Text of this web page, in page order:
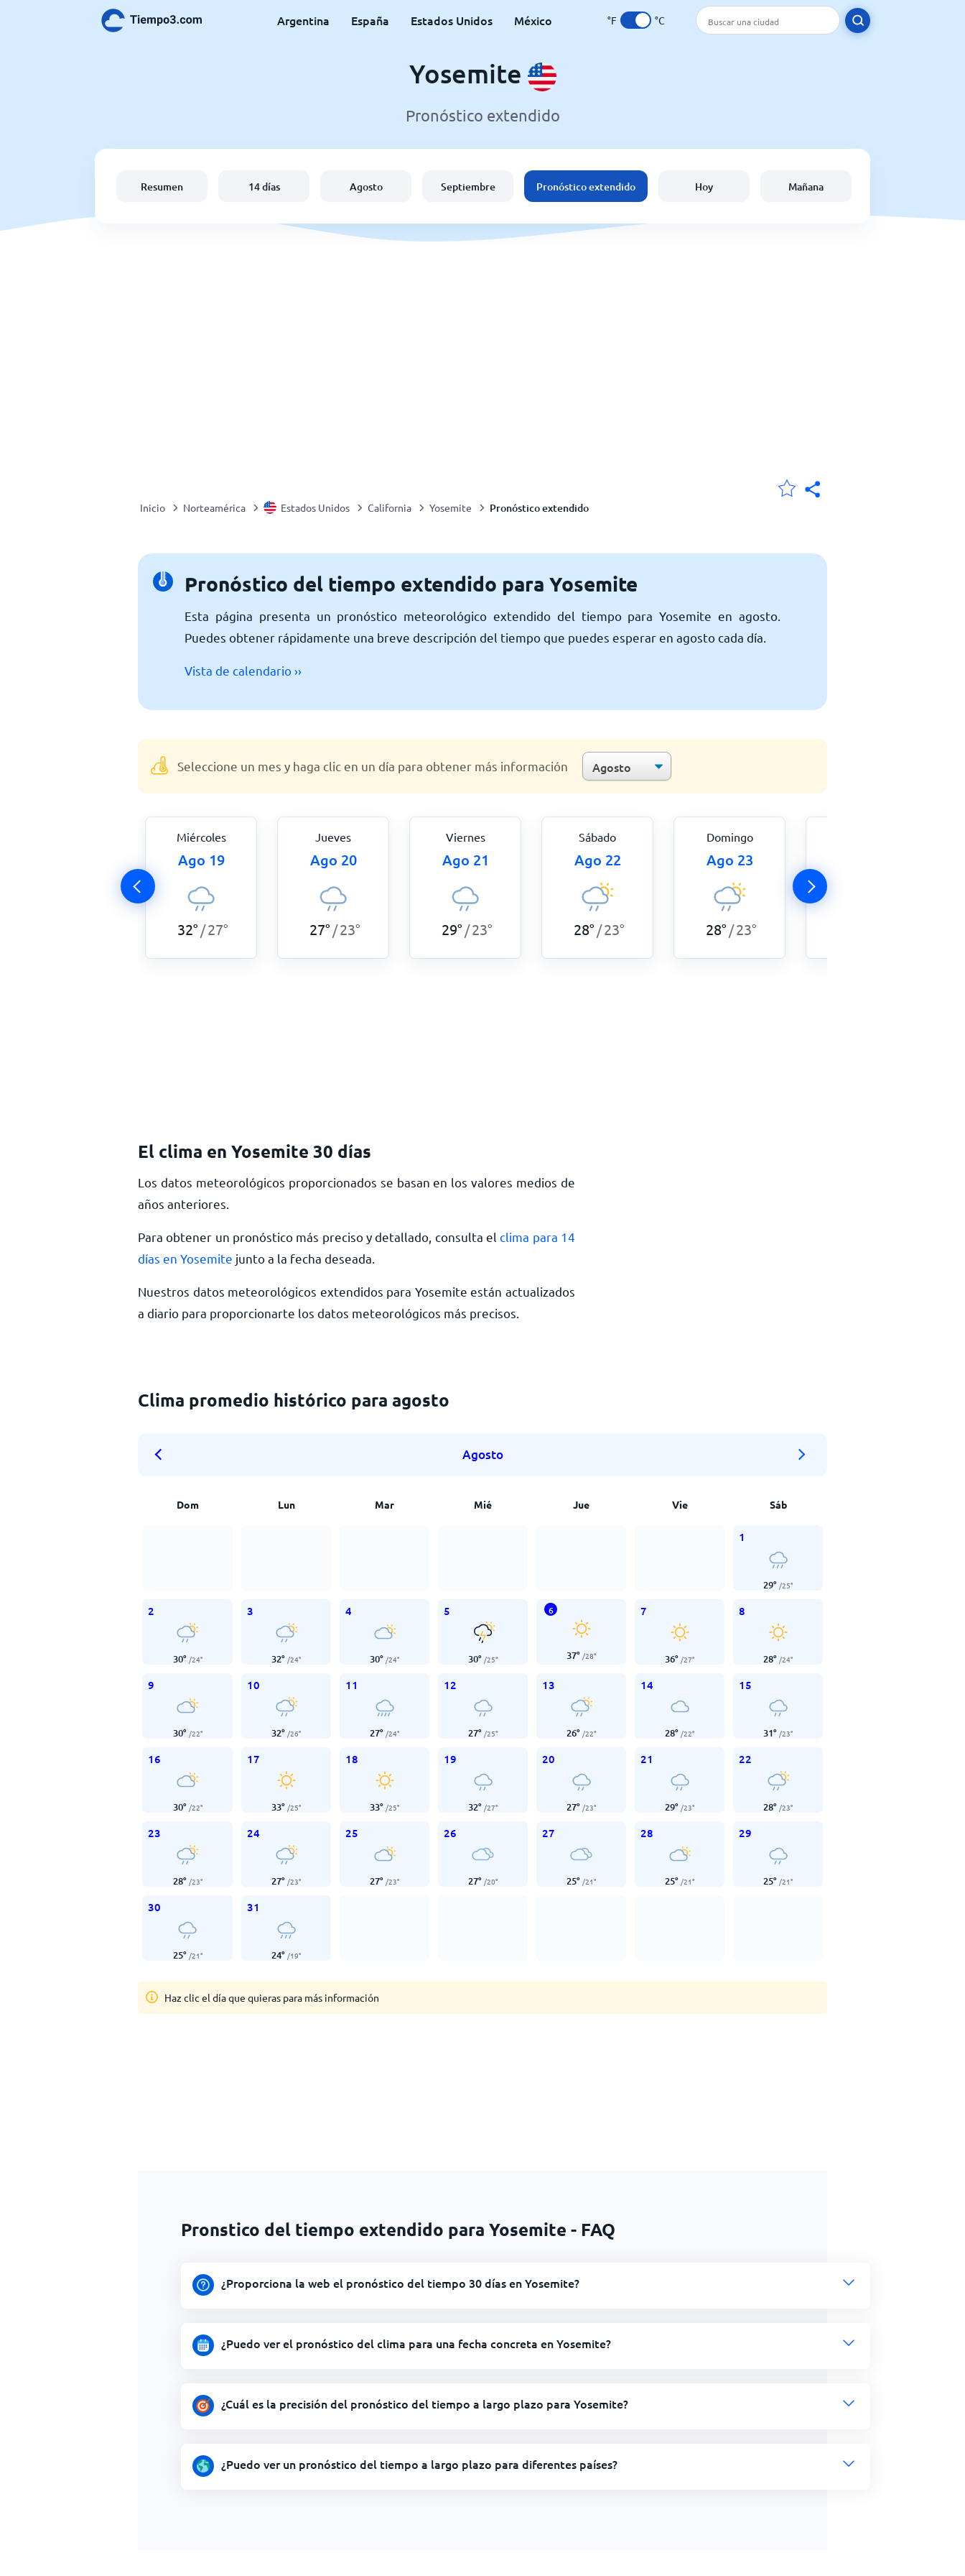
Argentina España Estados Unidos México °F °C
Yosemite
Pronóstico extendido
Resumen 14 días Agosto Septiembre Pronóstico extendido Hoy Mañana
Inicio Norteamérica Estados Unidos California Yosemite Pronóstico extendido
Pronóstico del tiempo extendido para Yosemite
Esta página presenta un pronóstico meteorológico extendido del tiempo para Yosemite en agosto.
Puedes obtener rápidamente una breve descripción del tiempo que puedes esperar en agosto cada día.
Vista de calendario ››
Seleccione un mes y haga clic en un día para obtener más información
Miércoles
Ago 19
32° /27°
Jueves
Ago 20
27° /23°
Viernes
Ago 21
29° /23°
Sábado
Ago 22
28° /23°
Domingo
Ago 23
28° /23°
El clima en Yosemite 30 días
Los datos meteorológicos proporcionados se basan en los valores medios de
años anteriores.
Para obtener un pronóstico más preciso y detallado, consulta elclima para 14
días en Yosemite junto a la fecha deseada.
Nuestros datos meteorológicos extendidos para Yosemite están actualizados
a diario para proporcionarte los datos meteorológicos más precisos.
Clima promedio histórico para agosto
Agosto
Dom Lun Mar Mié Jue Vie Sáb
1
29° /25°
2
30° /24°
3
32° /24°
4
30° /24°
5
30° /25°
6
37° /28°
7
36° /27°
8
28° /24°
9
30° /22°
10
32° /26°
11
27° /24°
12
27° /25°
13
26° /22°
14
28° /22°
15
31° /23°
16
30° /22°
17
33° /25°
18
33° /25°
19
32° /27°
20
27° /23°
21
29° /23°
22
28° /23°
23
28° /23°
24
27° /23°
25
27° /23°
26
27° /20°
27
25° /21°
28
25° /21°
29
25° /21°
30
25° /21°
31
24° /19°
Haz clic el día que quieras para más información
Pronstico del tiempo extendido para Yosemite - FAQ
¿Proporciona la web el pronóstico del tiempo 30 días en Yosemite?
¿Puedo ver el pronóstico del clima para una fecha concreta en Yosemite?
¿Cuál es la precisión del pronóstico del tiempo a largo plazo para Yosemite?
¿Puedo ver un pronóstico del tiempo a largo plazo para diferentes países?